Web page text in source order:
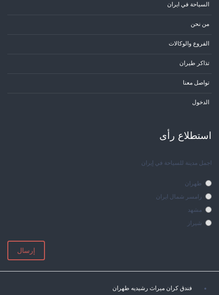
السياحة في ايران
من نحن
الفروع والوكالات
تذاكر طيران
تواصل معنا
الدخول
استطلاع رأی
اجمل مدينة للسياحة في إيران
طهران
رامسر شمال ايران
مشهد
شيراز
إرسال
فندق كران ميراث رشيديه طهران